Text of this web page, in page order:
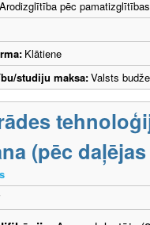
Arodizglītība pēc
Klātiene
studiju maksa:Valsts
(pēc